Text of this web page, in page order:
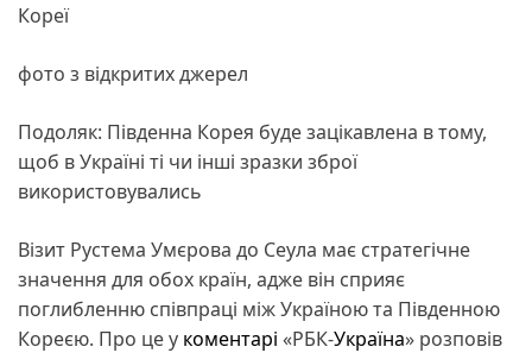
Кореї
фото з відкритих джерел
Подоляк: Південна Корея буде зацікавлена в тому,
щоб в Україні ті чи інші зразки зброї
використовувались
Візит Рустема Умєрова до Сеула має стратегічне
значення для обох країн, адже він сприяє
поглибленню співпраці між Україною та Південною
Кореєю. Про це у коментарі «РБК-Україна» розповів